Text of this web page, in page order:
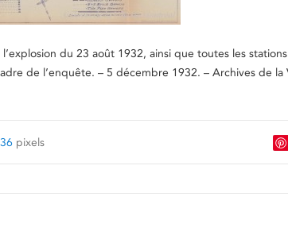
du 23 août 1932, ainsi que toutes les stations
de l’enquête. – 5 décembre 1932. – Archives de la
pixels